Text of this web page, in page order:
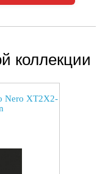
коллекции
Nero XT2X2-